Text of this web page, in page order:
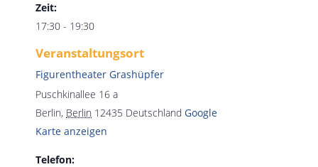
Zeit:
17:30 - 19:30
Veranstaltungsort
Figurentheater Grashüpfer
Puschkinallee 16 a
Berlin, Berlin 12435 Deutschland Google
Karte anzeigen
Telefon: